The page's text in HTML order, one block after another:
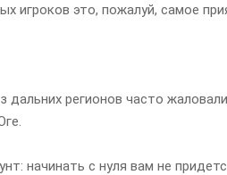
игроков это, пожалуй, самое
регионов часто
начинать с нуля вам не